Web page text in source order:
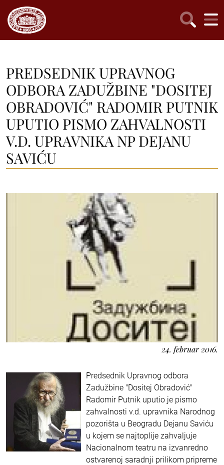
PREDSEDNIK UPRAVNOG
ODBORA ZADUŽBINE "DOSITEJ
OBRADOVIĆ" RADOMIR PUTNIK
UPUTIO PISMO ZAHVALNOSTI
V.D. UPRAVNIKA NP DEJANU
SAVIĆU
24. februar 2016.
Predsednik Upravnog odbora
Zadužbine "Dositej Obradović"
Radomir Putnik uputio je pismo
zahvalnosti v.d. upravnika Narodnog
pozorišta u Beogradu Dejanu Saviću
u kojem se najtoplije zahvaljuje
Nacionalnom teatru na izvanredno
ostvarenoj saradnji prilikom pripreme